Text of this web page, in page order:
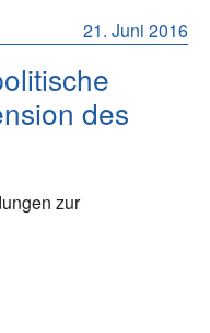
21. Juni 2016
des
zur